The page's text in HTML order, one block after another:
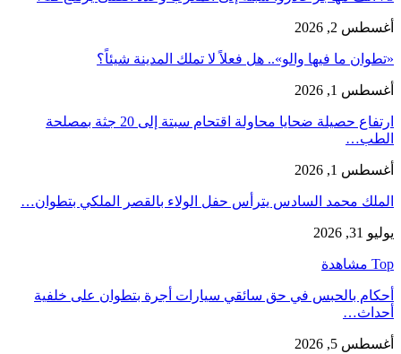
أغسطس 2, 2026
«تطوان ما فيها والو».. هل فعلاً لا تملك المدينة شيئاً؟
أغسطس 1, 2026
ارتفاع حصيلة ضحايا محاولة اقتحام سبتة إلى 20 جثة بمصلحة
الطب…
أغسطس 1, 2026
الملك محمد السادس يترأس حفل الولاء بالقصر الملكي بتطوان…
يوليو 31, 2026
Top مشاهدة
أحكام بالحبس في حق سائقي سيارات أجرة بتطوان على خلفية
أحداث…
أغسطس 5, 2026